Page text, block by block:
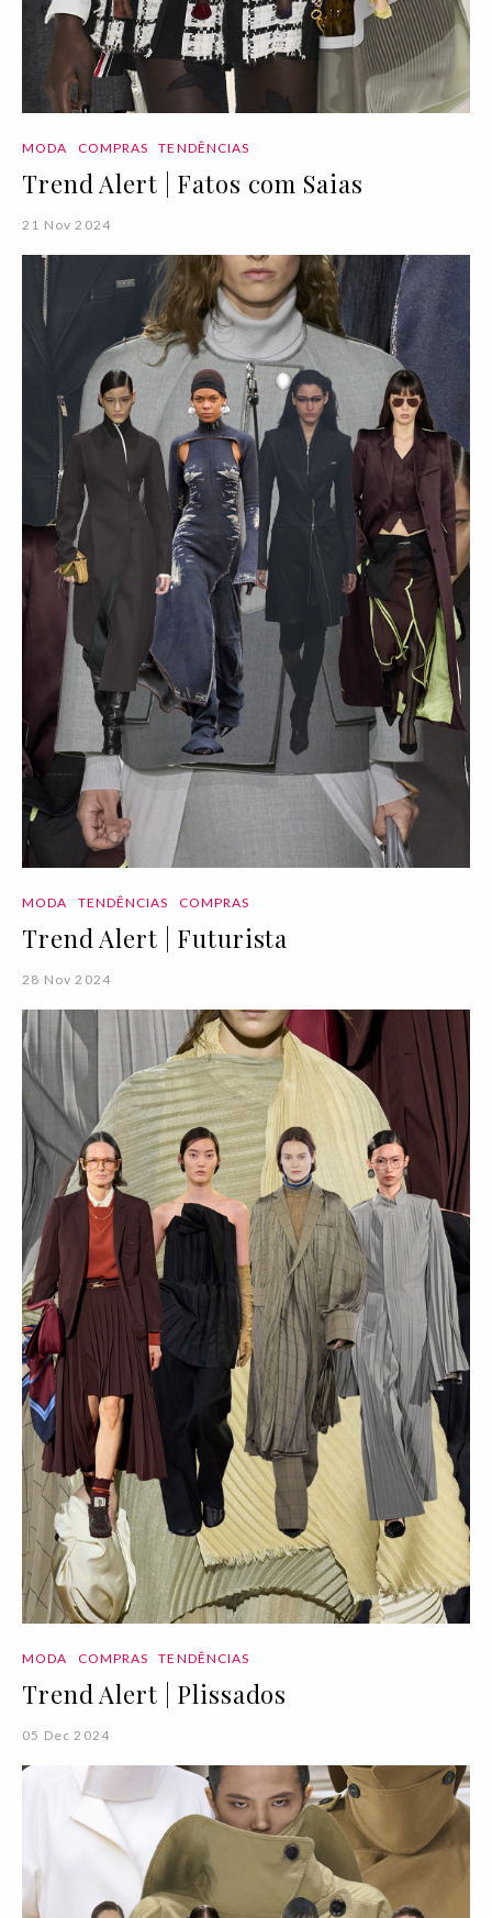
MODA COMPRAS TENDÊNCIAS
Trend Alert | Fatos com Saias
21 Nov 2024
MODA TENDÊNCIAS COMPRAS
Trend Alert | Futurista
28 Nov 2024
MODA COMPRAS TENDÊNCIAS
Trend Alert | Plissados
05 Dec 2024